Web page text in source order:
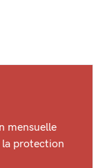
mensuelle
la protection